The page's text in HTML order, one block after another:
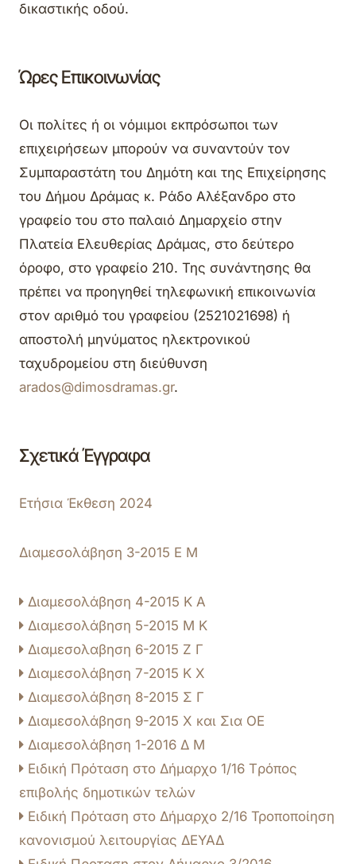
δικαστικής οδού.
Ώρες Επικοινωνίας
Οι πολίτες ή οι νόμιμοι εκπρόσωποι των
επιχειρήσεων μπορούν να συναντούν τον
Συμπαραστάτη του Δημότη και της Επιχείρησης
του Δήμου Δράμας κ. Ράδο Αλέξανδρο στο
γραφείο του στο παλαιό Δημαρχείο στην
Πλατεία Ελευθερίας Δράμας, στο δεύτερο
όροφο, στο γραφείο 210. Της συνάντησης θα
πρέπει να προηγηθεί τηλεφωνική επικοινωνία
στον αριθμό του γραφείου (2521021698) ή
αποστολή μηνύματος ηλεκτρονικού
ταχυδρομείου στη διεύθυνση
arados@dimosdramas.gr.
Σχετικά Έγγραφα
Ετήσια Έκθεση 2024
Διαμεσολάβηση 3-2015 Ε Μ
Διαμεσολάβηση 4-2015 Κ Α
Διαμεσολάβηση 5-2015 Μ Κ
Διαμεσολαβηση 6-2015 Ζ Γ
Διαμεσολάβηση 7-2015 Κ Χ
Διαμεσολάβηση 8-2015 Σ Γ
Διαμεσολάβηση 9-2015 Χ και Σια ΟΕ
Διαμεσολάβηση 1-2016 Δ Μ
Ειδική Πρόταση στο Δήμαρχο 1/16 Tρόπος
επιβολής δημοτικών τελών
Ειδική Πρόταση στο Δήμαρχο 2/16 Τροποποίηση
κανονισμού λειτουργίας ΔΕΥΑΔ